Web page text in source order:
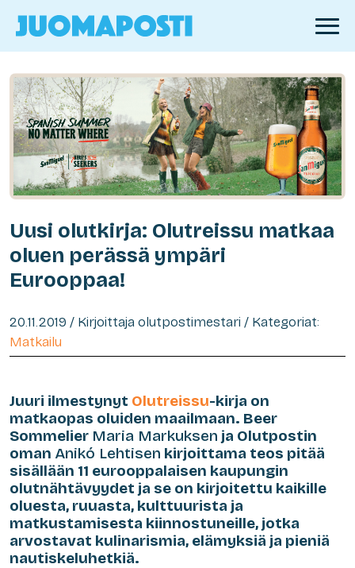
Uusi olutkirja: Olutreissu matkaa
oluen perässä ympäri
Eurooppaa!
20.11.2019 / Kirjoittaja olutpostimestari / Kategoriat:
Matkailu
Juuri ilmestynyt Olutreissu-kirja on
matkaopas oluiden maailmaan. Beer
Sommelier Maria Markuksen ja Olutpostin
oman Anikó Lehtisen kirjoittama teos pitää
sisällään 11 eurooppalaisen kaupungin
olutnähtävyydet ja se on kirjoitettu kaikille
oluesta, ruuasta, kulttuurista ja
matkustamisesta kiinnostuneille, jotka
arvostavat kulinarismia, elämyksiä ja pieniä
nautiskeluhetkiä.